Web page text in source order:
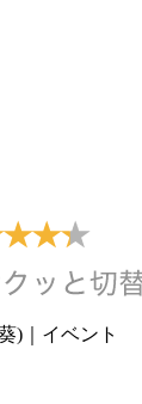
)｜イベント